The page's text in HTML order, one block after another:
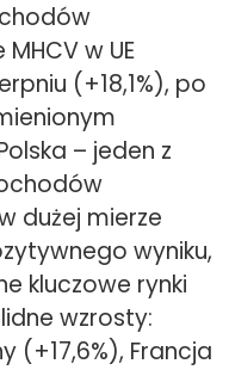
w UE
(+18,1%), po
– jeden z
dużej mierze
wyniku,
kluczowe rynki
wzrosty:
(+17,6%), Francja